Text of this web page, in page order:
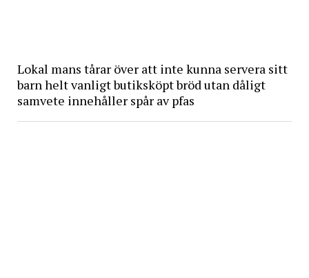
Lokal mans tårar över att inte kunna servera sitt
barn helt vanligt butiksköpt bröd utan dåligt
samvete innehåller spår av pfas